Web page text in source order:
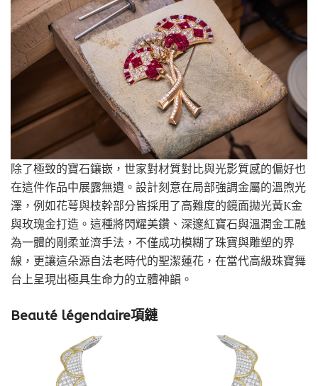
除了極致的寶石鑲嵌，世家對材質對比與光影質感的偏好也
在這件作品中展露無遺。設計刻意在局部強調金屬的溫煦光
澤，例如花萼與枝幹部分皆採用了高難度的鏡面拋光黃K金
與玫瑰金打造。這種將閃耀美鑽、深邃紅寶石與溫潤金工融
為一體的剛柔並濟手法，不僅成功模糊了珠寶與雕塑的界
線，更讓這朵源自法老時代的聖潔蓮花，在當代高級珠寶舞
台上呈現出極具生命力的立體神韻。
Beauté légendaire項鏈